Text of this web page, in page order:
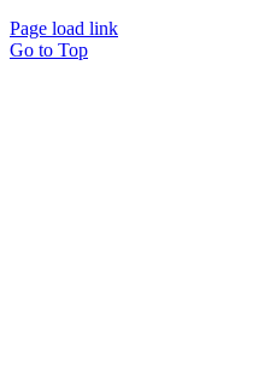
Page load link
Go to Top